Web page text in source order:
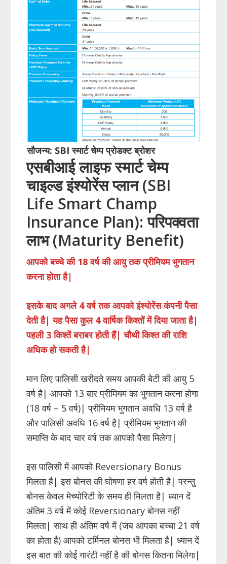
सौजन्य: SBI स्मार्ट चेम्प प्रोडक्ट ब्रोशर
एसबीआई लाइफ स्मार्ट चेम्प
चाइल्ड इंश्योरेंस प्लान (SBI
Life Smart Champ
Insurance Plan): परिपक्वता
लाभ (Maturity Benefit)
आपको बच्चे की 18 वर्ष की आयु तक प्रीमियम भुगतान
करना होता है|
इसके बाद अगले 4 वर्ष तक आपको इंश्योरेंस कंपनी पैसा
देती है| यह पैसा कुल 4 वार्षिक किश्तों में दिया जाता है|
पहली 3 किश्तें बराबर होती हैं| चौथी किश्त की राशि
अधिक हो सकती है|
मान लिए पालिसी खरीदते समय आपकी बेटी की आयु 5
वर्ष है| आपको 13 बार प्रीमियम का भुगतान करना होगा
(18 वर्ष – 5 वर्ष)| प्रीमियम भुगतान अवधि 13 वर्ष है
और पालिसी अवधि 16 वर्ष है| प्रीमियम भुगतान की
समाप्ति के बाद चार वर्ष तक आपको पैसा मिलेगा|
इस पालिसी में आपको Reversionary Bonus
मिलता है| इस बोनस की घोषणा हर वर्ष होती है| परन्तु
बोनस केवल मेच्योरिटी के समय ही मिलता है| ध्यान दें
अंतिम 3 वर्ष में कोई Reversionary बोनस नहीं
मिलता| साथ ही अंतिम वर्ष में (जब आपका बच्चा 21 वर्ष
का होता है) आपको टर्मिनल बोनस भी मिलता है| ध्यान दें
इस बात की कोई गारंटी नहीं है की बोनस कितना मिलेगा|